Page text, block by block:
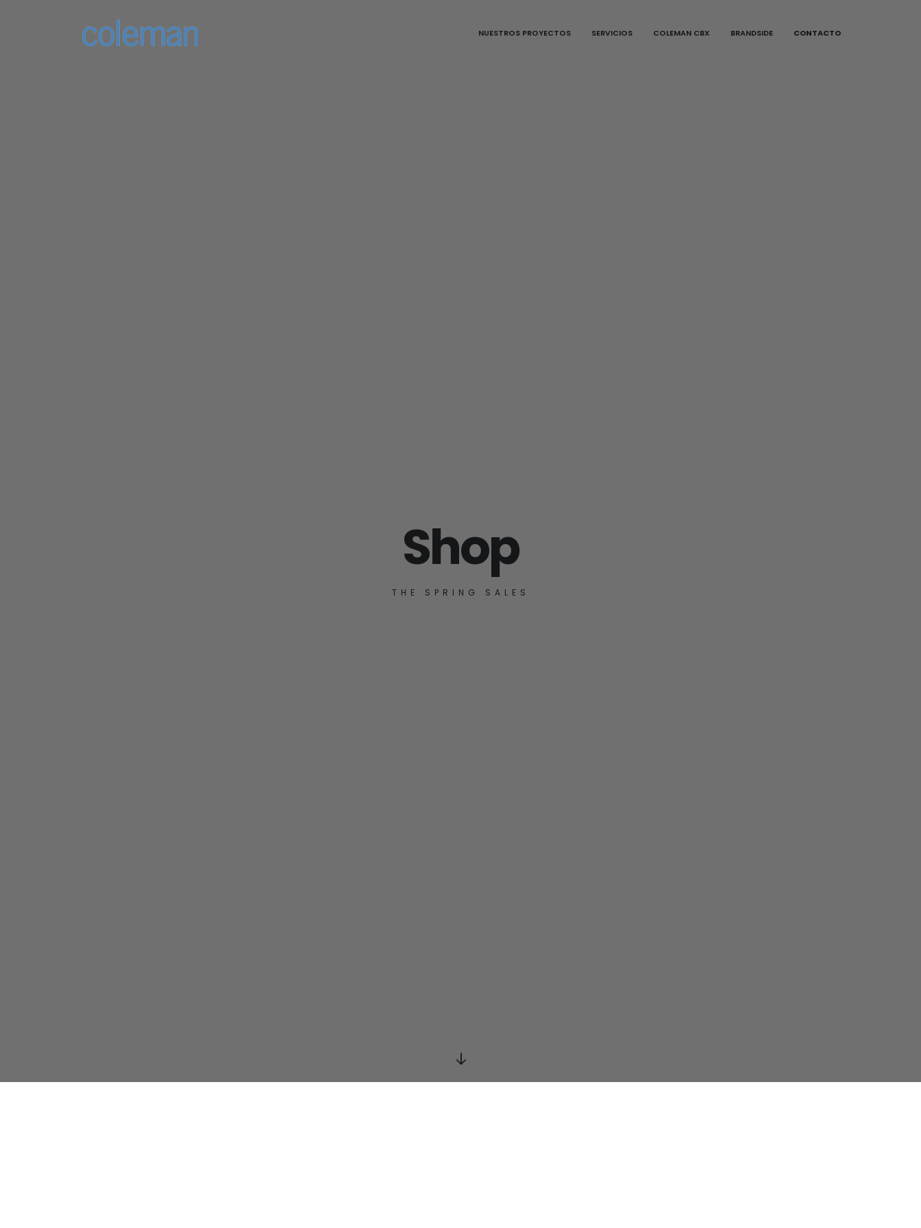
NUESTROS PROYECTOS SERVICIOS COLEMAN CBX BRANDSIDE CONTACTO
Shop
THE SPRING SALES